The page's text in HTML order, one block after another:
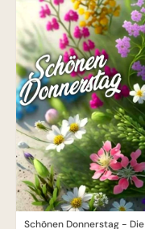
Schönen Donnerstag - Die